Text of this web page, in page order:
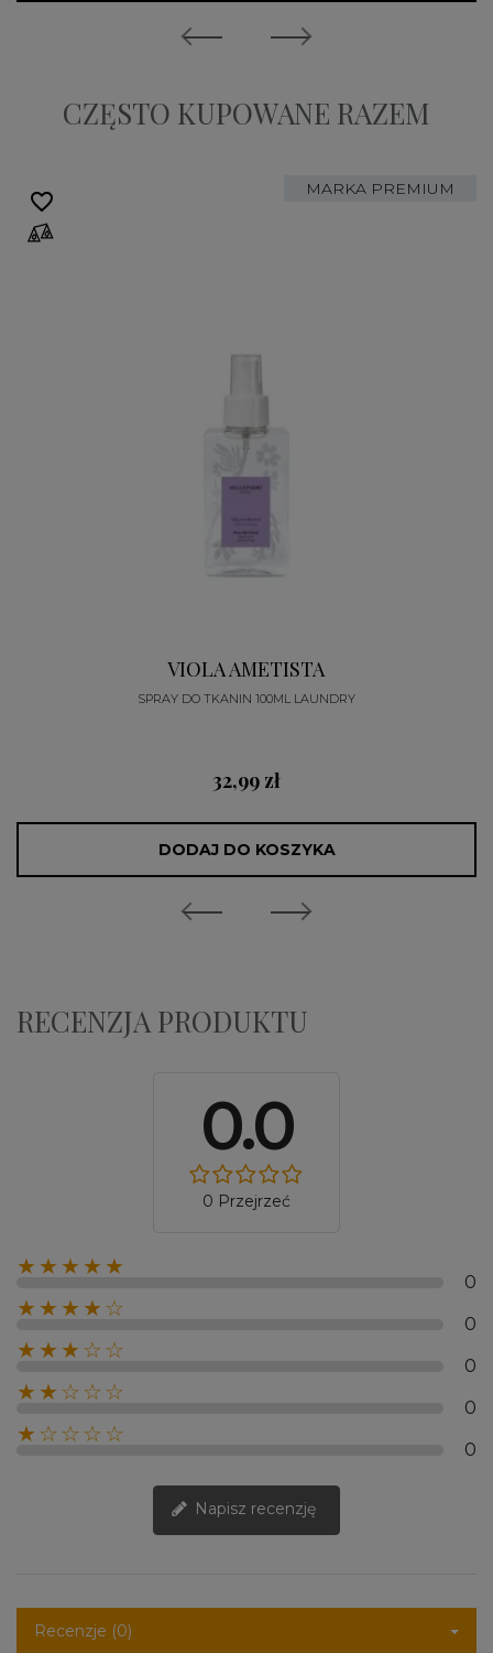
CZĘSTO KUPOWANE RAZEM
MARKA PREMIUM
VIOLA AMETISTA
SPRAY DO TKANIN 100ML LAUNDRY
32,99 zł
DODAJ DO KOSZYKA
favorite_border
RECENZJA PRODUKTU
0.0
0 Przejrzeć
★★★★★
0
★★★★☆
0
★★★☆☆
0
★★☆☆☆
0
★☆☆☆☆
0
Napisz recenzję
Recenzje (0)